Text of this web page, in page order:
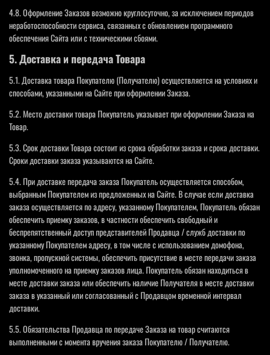
4.8. Оформление Заказов возможно круглосуточно, за исключением периодов
неработоспособности сервиса, связанных с обновлением программного
обеспечения Сайта или с техническими сбоями.
5. Доставка и передача Товара
5.1. Доставка товара Покупателю (Получателю) осуществляется на условиях и
способами, указанными на Сайте при оформлении Заказа.
5.2. Место доставки товара Покупатель указывает при оформлении Заказа на
Товар.
5.3. Срок доставки Товара состоит из срока обработки заказа и срока доставки.
Сроки доставки заказа указываются на Сайте.
5.4. При доставке передача заказа Покупатель осуществляется способом,
выбранным Покупателем из предложенных на Сайте. В случае если доставка
заказа осуществляется по адресу, указанному Покупателем, Покупатель обязан
обеспечить приемку заказов, в частности обеспечить свободный и
беспрепятственный доступ представителей Продавца / служб доставки по
указанному Покупателем адресу, в том числе с использованием домофона,
звонка, пропускной системы, обеспечить присутствие в месте передачи заказа
уполномоченного на приемку заказов лица. Покупатель обязан находиться в
месте доставки заказа или обеспечить наличие Получателя в месте доставки
заказа в указанный или согласованный с Продавцом временной интервал
доставки.
5.5. Обязательства Продавца по передаче Заказа на товар считаются
выполненными с момента вручения заказа Покупателю / Получателю.